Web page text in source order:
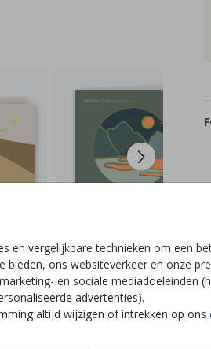
en vergelijkbare technieken om een
bieden, ons websiteverkeer en onze
en sociale mediadoeleinden
advertenties).
altijd wijzigen of intrekken op ons